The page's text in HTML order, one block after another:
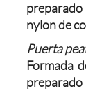
preparado
nylon de
Puerta
Formada
preparado